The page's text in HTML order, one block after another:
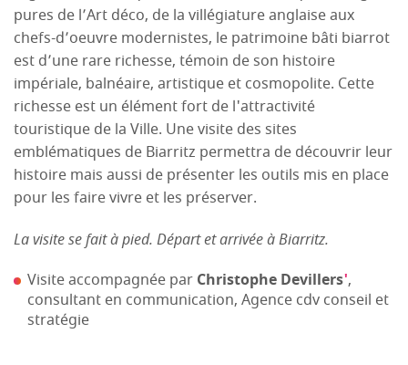
pures de l’Art déco, de la villégiature anglaise aux
chefs-d’oeuvre modernistes, le patrimoine bâti biarrot
est d’une rare richesse, témoin de son histoire
impériale, balnéaire, artistique et cosmopolite. Cette
richesse est un élément fort de l'attractivité
touristique de la Ville. Une visite des sites
emblématiques de Biarritz permettra de découvrir leur
histoire mais aussi de présenter les outils mis en place
pour les faire vivre et les préserver.
La visite se fait à pied. Départ et arrivée à Biarritz.
Visite accompagnée par Christophe Devillers',
consultant en communication, Agence cdv conseil et
stratégie